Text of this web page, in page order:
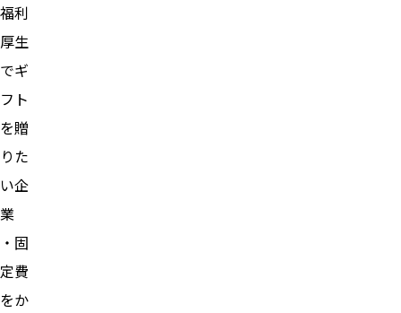
福利
厚生
でギ
フト
を贈
りた
い企
業
・固
定費
をか